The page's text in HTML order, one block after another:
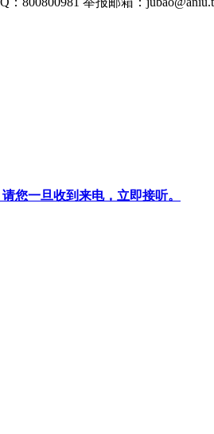
您一旦收到来电，立即接听。